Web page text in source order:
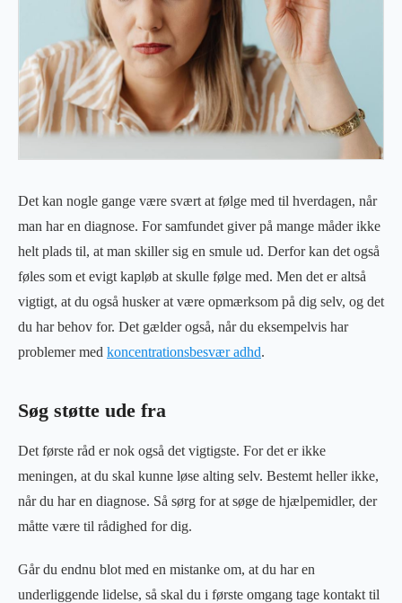
Det kan nogle gange være svært at følge med til hverdagen, når
man har en diagnose. For samfundet giver på mange måder ikke
helt plads til, at man skiller sig en smule ud. Derfor kan det også
føles som et evigt kapløb at skulle følge med. Men det er altså
vigtigt, at du også husker at være opmærksom på dig selv, og det
du har behov for. Det gælder også, når du eksempelvis har
problemer med koncentrationsbesvær adhd.
Søg støtte ude fra
Det første råd er nok også det vigtigste. For det er ikke
meningen, at du skal kunne løse alting selv. Bestemt heller ikke,
når du har en diagnose. Så sørg for at søge de hjælpemidler, der
måtte være til rådighed for dig.
Går du endnu blot med en mistanke om, at du har en
underliggende lidelse, så skal du i første omgang tage kontakt til